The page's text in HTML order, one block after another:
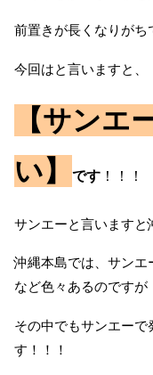
前置きが長くなりがち
今回はと言いますと、
【サンエ
い】
です ！！！
サンエーと言いますと
沖縄本島では、サンエ
など色々あるのですが
その中でもサンエー
す！！！